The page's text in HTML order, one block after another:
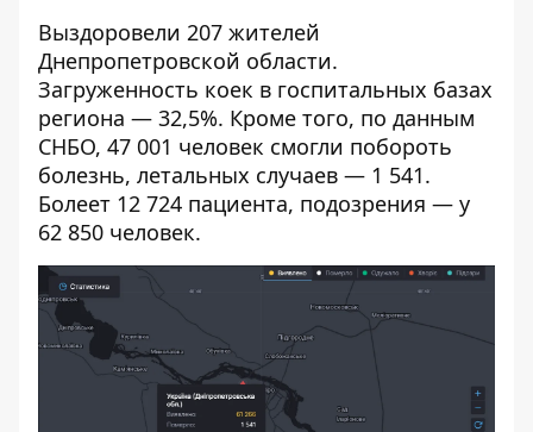
Выздоровели 207 жителей
Днепропетровской области.
Загруженность коек в госпитальных базах
региона — 32,5%. Кроме того, по данным
СНБО, 47 001 человек смогли побороть
болезнь, летальных случаев — 1 541.
Болеет 12 724 пациента, подозрения — у
62 850 человек.